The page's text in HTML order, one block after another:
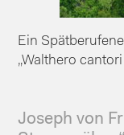
Ein
„Walthero
Joseph von